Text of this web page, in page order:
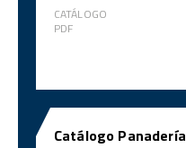
CATÁLOGO
PDF
Catálogo Panadería